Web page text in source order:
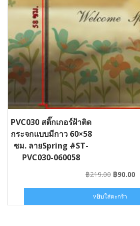
PVC030 สติ๊กเกอร์ฝ้าติด
กระจกแบบมีกาว 60×58
ซม. ลายSpring #ST-
PVC030-060058
฿219.00 Original
was:
฿219.00.
฿90.00
฿
หยิบใส่ตะกร้า